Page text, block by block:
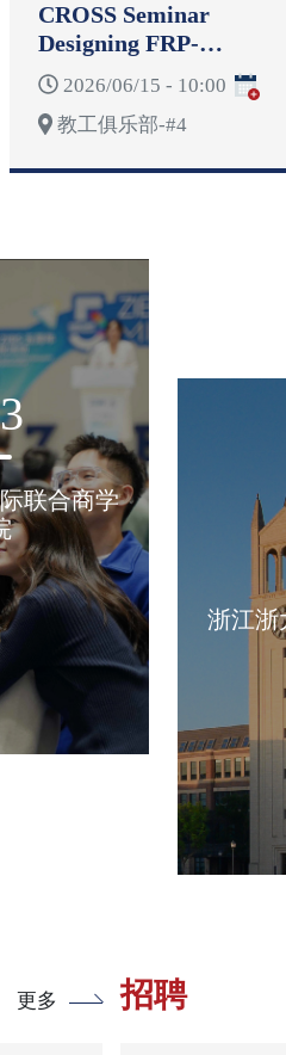
CROSS Seminar
Designing FRP-
Reinforced Concrete
Structures for
Deformability
2026/06/15 - 10:00
教工俱乐部-#4
联合商学
浙江浙
更多 招聘